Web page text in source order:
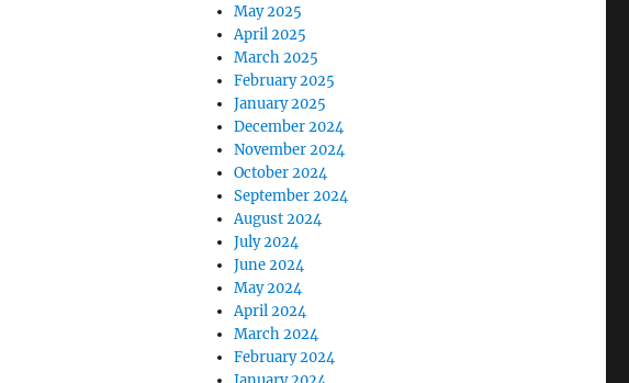
May 2025
April 2025
March 2025
February 2025
January 2025
December 2024
November 2024
October 2024
September 2024
August 2024
July 2024
June 2024
May 2024
April 2024
March 2024
February 2024